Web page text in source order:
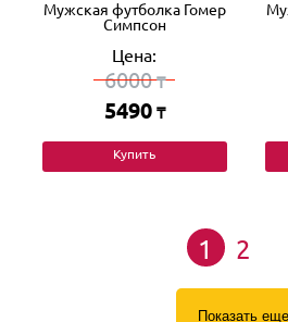
Мужская футболка Гомер
Симпсон
Цена:
6000₸
5490 ₸
Купить
1 2
Показать еще